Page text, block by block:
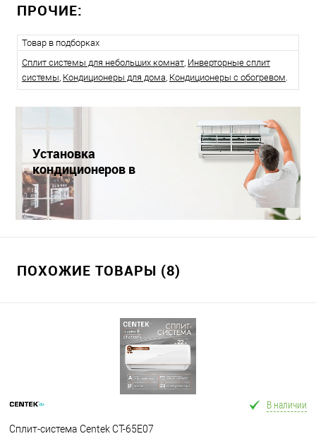
ПРОЧИЕ:
Товар в подборках
Сплит системы для небольших комнат, Инверторные сплит
системы, Кондиционеры для дома, Кондиционеры с обогревом.
Установка
кондиционеров в
Краснодаре
ПОХОЖИЕ ТОВАРЫ (8)
В наличии
Сплит-система Centek CT-65E07